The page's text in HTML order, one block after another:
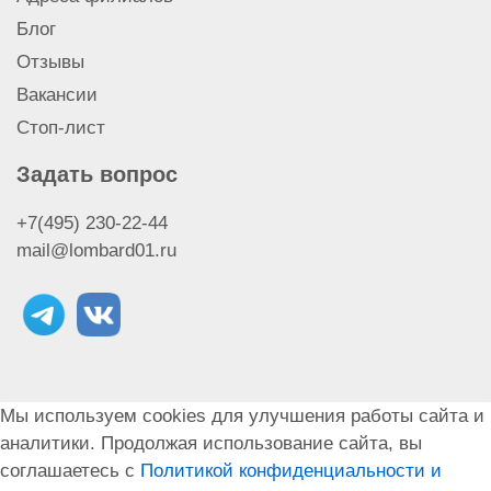
Скупка IPhone 8 Plus
Скупка IPhone 8
Скупка IPhone SE
Скупка IPhone X
Скупка наушников Airpods Pro Max
Скупка наушников Airpods Pro
Скупка наушников Airpods 3
Скупка Macbook Air
Скупка Macbook Pro
Скупка IPad Air
Скупка IPhone Xs
Скупка наушников Airpods 2
Блог
Отзывы
Вакансии
Стоп-лист
Задать вопрос
+7(495) 230-22-44
mail@lombard01.ru
Мы используем cookies для улучшения работы сайта и
аналитики. Продолжая использование сайта, вы
соглашаетесь с Политикой конфиденциальности и